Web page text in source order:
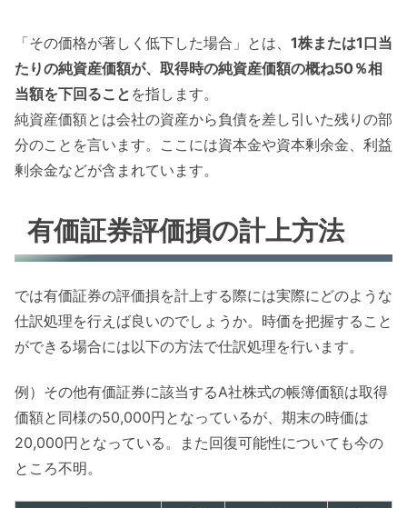
「その価格が著しく低下した場合」とは、 1株または1口当
たりの純資産価額が、取得時の純資産価額の概ね50％相
当額を下回ること を指します。
純資産価額とは会社の資産から負債を差し引いた残りの部
分のことを言います。ここには資本金や資本剰余金、利益
剰余金などが含まれています。
有価証券評価損の計上方法
では有価証券の評価損を計上する際には実際にどのような
仕訳処理を行えば良いのでしょうか。時価を把握すること
ができる場合には以下の方法で仕訳処理を行います。
例）その他有価証券に該当するA社株式の帳簿価額は取得
価額と同様の50,000円となっているが、期末の時価は
20,000円となっている。また回復可能性についても今の
ところ不明。